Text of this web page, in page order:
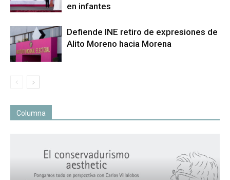
en infantes
Defiende INE retiro de expresiones de
Alito Moreno hacia Morena
Columna